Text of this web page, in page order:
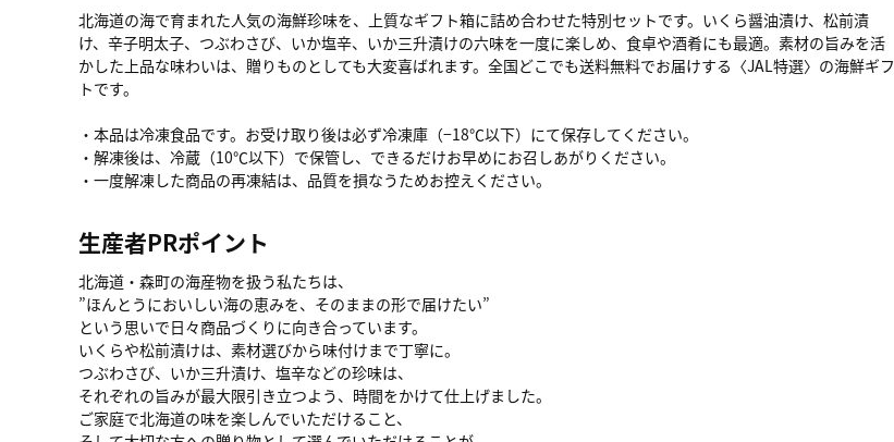
北海道の海で育まれた人気の海鮮珍味を、上質なギフト箱に詰め合わせた特別セットです。いくら醤油漬け、松前漬
け、辛子明太子、つぶわさび、いか塩辛、いか三升漬けの六味を一度に楽しめ、食卓や酒肴にも最適。素材の旨みを活
かした上品な味わいは、贈りものとしても大変喜ばれます。全国どこでも送料無料でお届けする〈JAL特選〉の海鮮ギフ
トです。
・本品は冷凍食品です。お受け取り後は必ず冷凍庫（−18℃以下）にて保存してください。
・解凍後は、冷蔵（10℃以下）で保管し、できるだけお早めにお召しあがりください。
・一度解凍した商品の再凍結は、品質を損なうためお控えください。
生産者PRポイント
北海道・森町の海産物を扱う私たちは、
”ほんとうにおいしい海の恵みを、そのままの形で届けたい”
という思いで日々商品づくりに向き合っています。
いくらや松前漬けは、素材選びから味付けまで丁寧に。
つぶわさび、いか三升漬け、塩辛などの珍味は、
それぞれの旨みが最大限引き立つよう、時間をかけて仕上げました。
ご家庭で北海道の味を楽しんでいただけること、